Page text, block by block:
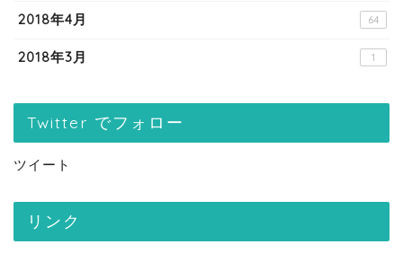
2018年4月 64
2018年3月 1
Twitter でフォロー
ツイート
リンク